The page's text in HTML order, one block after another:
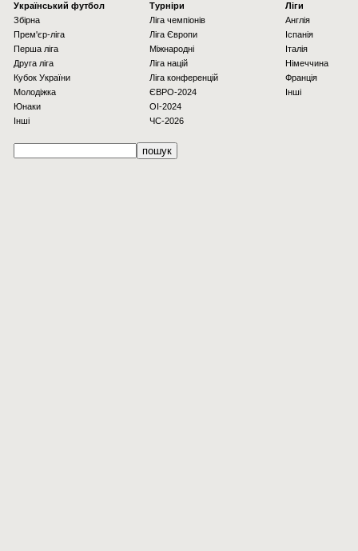
Українcький футбол
Збірна
Прем'єр-ліга
Перша ліга
Друга ліга
Кубок України
Молодіжка
Юнаки
Інші
Турніри
Ліга чемпіонів
Ліга Європи
Міжнародні
Ліга націй
Ліга конференцій
ЄВРО-2024
OI-2024
ЧС-2026
Ліги
Англія
Іспанія
Італія
Німеччина
Франція
Інші